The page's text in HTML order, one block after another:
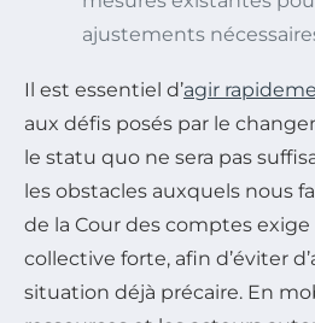
ajustements
Il est essentiel d’agir
aux défis posés par le
le statu quo ne sera pas
les obstacles auxquels nous
de la Cour des comptes
collective forte, afin d’éviter
situation déjà précaire. En